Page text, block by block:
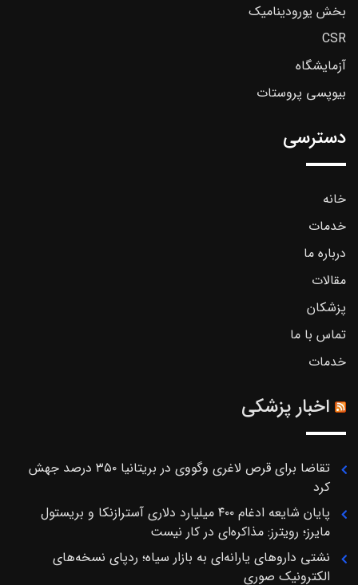
بخش یورودینامیک
CSR
آزمایشگاه
بیوپسی پروستات
دسترسی
خانه
خدمات
درباره ما
مقالات
پزشکان
تماس با ما
خدمات
اخبار پزشکی
تقاضا برای قرص لاغری وگووی در بریتانیا ۳۵۰ درصد جهش
کرد
پایان شایعه ادغام ۴۰۰ میلیارد دلاری آسترازنکا و بریستول
مایرز؛ رویترز: مذاکره‌ای در کار نیست
نشتی داروهای یارانه‌ای به بازار سیاه؛ ردپای نسخه‌های
الکترونیک صوری